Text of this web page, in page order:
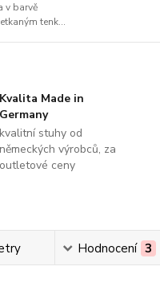
v barvě
tenk...
Kvalita Made in
Germany
kvalitní stuhy od
německých výrobců, za
outletové ceny
Hodnocení 3